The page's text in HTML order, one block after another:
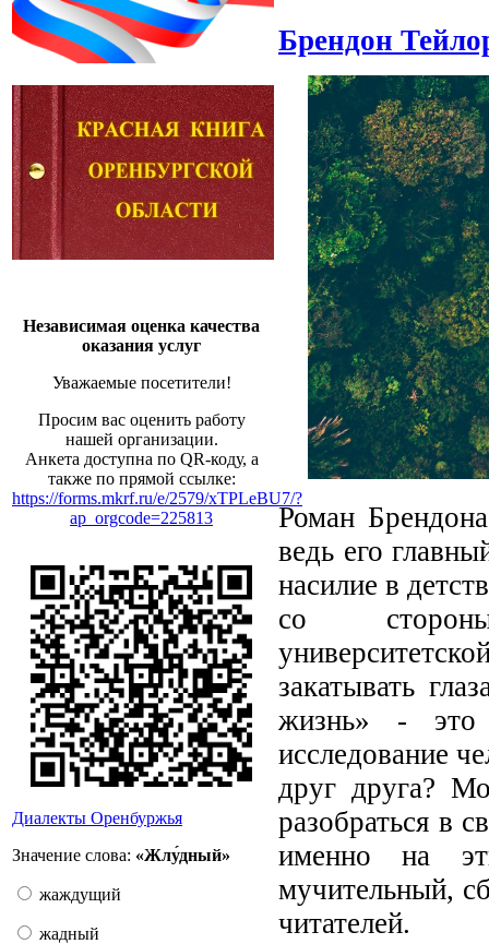
Независимая оценка качества
оказания услуг
Уважаемые посетители!
Просим вас оценить работу
нашей организации.
Анкета доступна по QR-коду, а
также по прямой ссылке:
https://forms.mkrf.ru/e/2579/xTPLeBU7/?
ap_orgcode=225813
Диалекты Оренбуржья
Значение слова: «Жлу́дный»
жаждущий
жадный
Брендон
Роман
ведь его
насилие в
со стороны
закатывать
жизнь» - это
исследование
друг друга?
разобраться в
именно на
мучительный,
читателей.